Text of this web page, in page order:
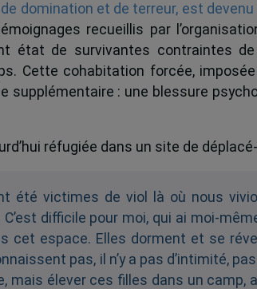
domination et de terreur, est
recueillis par
état de survivantes contraintes
Cette cohabitation forcée,
supplémentaire : une blessure
réfugiée dans un site de
été victimes de viol là où nous
difficile pour moi, qui ai moi-
cet espace. Elles dorment et se
pas, il n’y a pas d’intimité,
mais élever ces filles dans un camp,